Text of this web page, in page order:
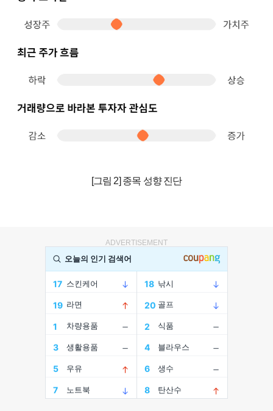
[그림 2] 종목 성향 진단
ADVERTISEMENT